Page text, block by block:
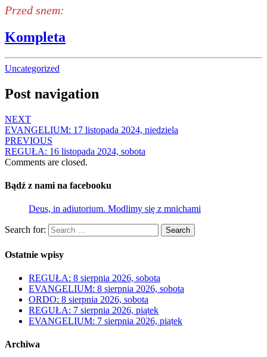
Przed snem:
Kompleta
Uncategorized
Post navigation
NEXT
EVANGELIUM: 17 listopada 2024, niedziela
PREVIOUS
REGUŁA: 16 listopada 2024, sobota
Comments are closed.
Bądź z nami na facebooku
Deus, in adiutorium. Modlimy się z mnichami
Search for: Search
Ostatnie wpisy
REGUŁA: 8 sierpnia 2026, sobota
EVANGELIUM: 8 sierpnia 2026, sobota
ORDO: 8 sierpnia 2026, sobota
REGUŁA: 7 sierpnia 2026, piątek
EVANGELIUM: 7 sierpnia 2026, piątek
Archiwa